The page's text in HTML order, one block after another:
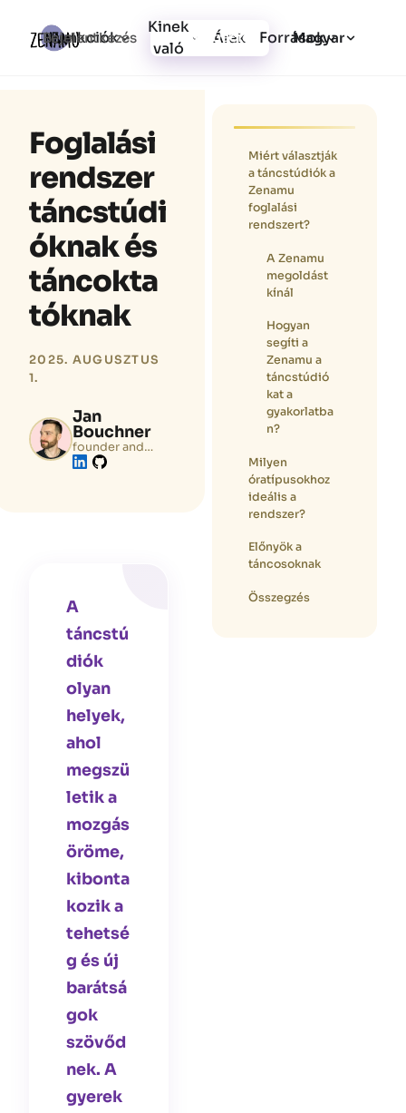
Funkciók
Kinek
való
Árak Források
Bejelentkezés Regisztráció Magyar
Foglalási
rendszer
táncstúdi
óknak és
táncokta
tóknak
2025. AUGUSZTUS
1.
Jan
Bouchner
founder and
tech lead of
A
táncstú
diók
olyan
helyek,
ahol
megszü
letik a
mozgás
öröme,
kibonta
kozik a
tehetsé
g és új
barátsá
gok
szövőd
nek. A
gyerek
Miért választják
a táncstúdiók a
Zenamu
foglalási
rendszert?
A Zenamu
megoldást
kínál
Hogyan
segíti a
Zenamu a
táncstúdió
kat a
gyakorlatba
n?
Milyen
óratípusokhoz
ideális a
rendszer?
Előnyök a
táncosoknak
Összegzés